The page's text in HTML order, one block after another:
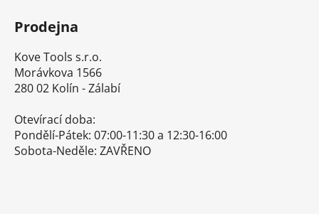
Prodejna
Kove Tools s.r.o.
Morávkova 1566
280 02 Kolín - Zálabí
Otevírací doba:
Pondělí-Pátek: 07:00-11:30 a 12:30-16:00
Sobota-Neděle: ZAVŘENO